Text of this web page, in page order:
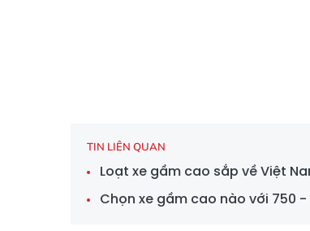
TIN LIÊN QUAN
Loạt xe gầm cao sắp về Việt
Chọn xe gầm cao nào với 750